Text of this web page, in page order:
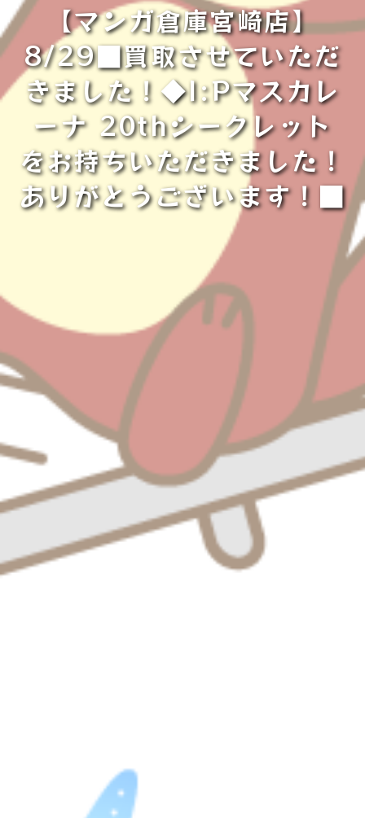
【マンガ倉庫宮崎店】
8/29■買取させていただ
きました！◆I:Pマスカレ
ーナ 20thシークレット
をお持ちいただきました！
ありがとうございます！■